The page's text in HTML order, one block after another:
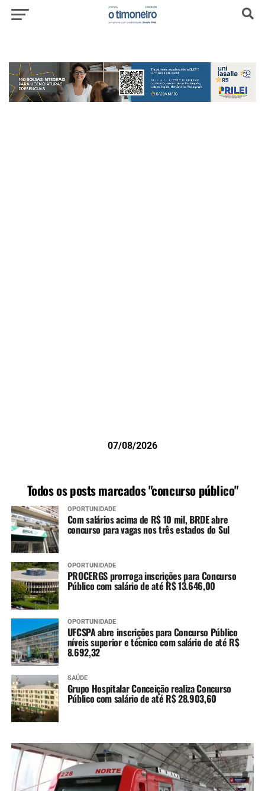
07/08/2026
Todos os posts marcados "concurso público"
OPORTUNIDADE
Com salários acima de R$ 10 mil, BRDE abre
concurso para vagas nos três estados do Sul
OPORTUNIDADE
PROCERGS prorroga inscrições para Concurso
Público com salário de até R$ 13.646,00
OPORTUNIDADE
UFCSPA abre inscrições para Concurso Público
níveis superior e técnico com salário de até R$
8.692,32
SAÚDE
Grupo Hospitalar Conceição realiza Concurso
Público com salário de até R$ 28.903,60